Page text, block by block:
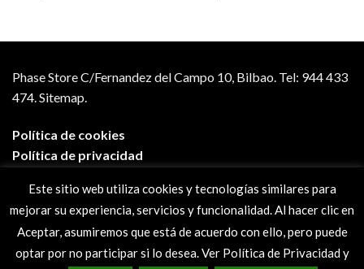
Phase Store C/Fernandez del Campo 10, Bilbao. Tel: 944 433
474.Sitemap.
Política de cookies
Política de privacidad
Condiciones de compra
Preguntas frecuentes
Este sitio web utiliza cookies y tecnologías similares para
mejorar su experiencia, servicios y funcionalidad. Al hacer clic en
Aceptar, asumiremos que está de acuerdo con ello, pero puede
optar por no participar si lo desea. Ver Política de Privacidad y